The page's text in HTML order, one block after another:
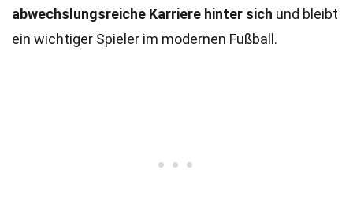
abwechslungsreiche Karriere hinter sich und bleibt
ein wichtiger Spieler im modernen Fußball.